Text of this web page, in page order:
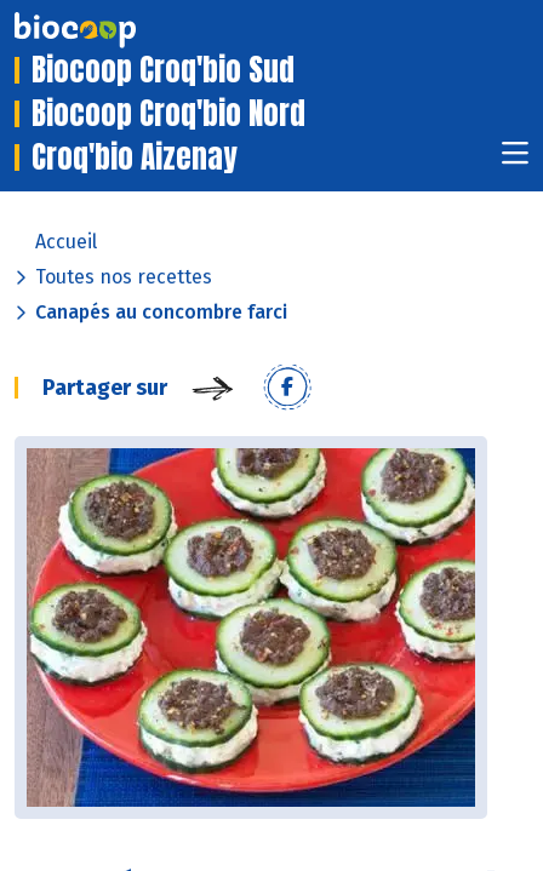
Biocoop Croq'bio Sud
Biocoop Croq'bio Nord
Croq'bio Aizenay
Accueil
Toutes nos recettes
Canapés au concombre farci
Partager sur